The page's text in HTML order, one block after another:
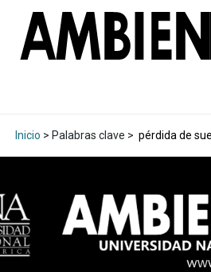
Inicio > Palabras clave > pérdida de